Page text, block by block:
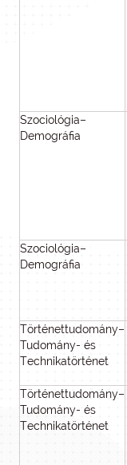
Szociológia–
Demográfia
Szociológia–
Demográfia
Történettudomány–
Tudomány- és
Technikatörténet
Történettudomány–
Tudomány- és
Technikatörténet